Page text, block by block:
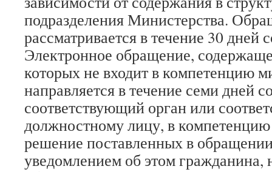
подразделения Министерства.
рассматривается в течение 30 дней
Электронное обращение,
которых не входит в компетенцию
направляется в течение семи дней
соответствующий орган или
должностному лицу, в компетенцию
решение поставленных в
уведомлением об этом гражданина,